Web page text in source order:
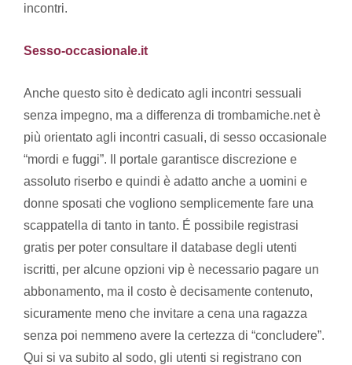
incontri.
Sesso-occasionale.it
Anche questo sito è dedicato agli incontri sessuali
senza impegno, ma a differenza di trombamiche.net è
più orientato agli incontri casuali, di sesso occasionale
“mordi e fuggi”. Il portale garantisce discrezione e
assoluto riserbo e quindi è adatto anche a uomini e
donne sposati che vogliono semplicemente fare una
scappatella di tanto in tanto. É possibile registrasi
gratis per poter consultare il database degli utenti
iscritti, per alcune opzioni vip è necessario pagare un
abbonamento, ma il costo è decisamente contenuto,
sicuramente meno che invitare a cena una ragazza
senza poi nemmeno avere la certezza di “concludere”.
Qui si va subito al sodo, gli utenti si registrano con